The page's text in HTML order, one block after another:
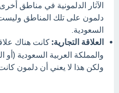
الآثار الدلمونية في مناطق
دلمون على تلك المناطق
السعودية.
العلاقة التجارية: كانت هناك
والمملكة العربية السعودية (أو
ولكن هذا لا يعني أن دلمون